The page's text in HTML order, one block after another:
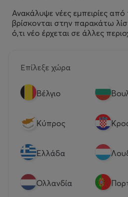
Ανακάλυψε νέες εμπειρίες από
βρίσκονται στην παρακάτω
ό,τι νέο έρχεται σε άλλες
Επίλεξε χώρα
Βέλγιο
Κύπρος
Eλλάδα
Ολλανδία